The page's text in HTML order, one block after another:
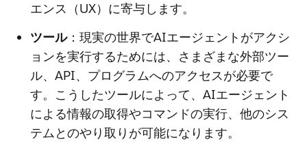
エンス（UX）に寄与します。
ツール：現実の世界でAIエージェントがアクシ
ョンを実行するためには、さまざまな外部ツー
ル、API、プログラムへのアクセスが必要で
す。こうしたツールによって、AIエージェント
による情報の取得やコマンドの実行、他のシス
テムとのやり取りが可能になります。